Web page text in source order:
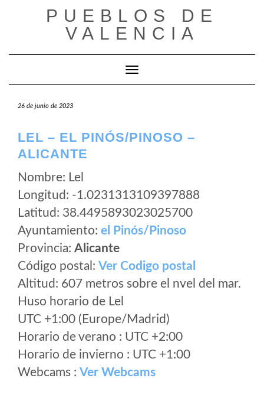
PUEBLOS DE
VALENCIA
Cambiar modo de navegación
26 de junio de 2023
LEL – EL PINÓS/PINOSO –
ALICANTE
Nombre: Lel
Longitud: -1.0231313109397888
Latitud: 38.4495893023025700
Ayuntamiento: el Pinós/Pinoso
Provincia: Alicante
Código postal: Ver Codigo postal
Altitud: 607 metros sobre el nvel del mar.
Huso horario de Lel
UTC +1:00 (Europe/Madrid)
Horario de verano : UTC +2:00
Horario de invierno : UTC +1:00
Webcams : Ver Webcams